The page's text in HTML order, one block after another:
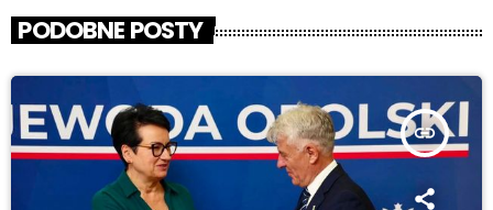
PODOBNE POSTY
insert_link